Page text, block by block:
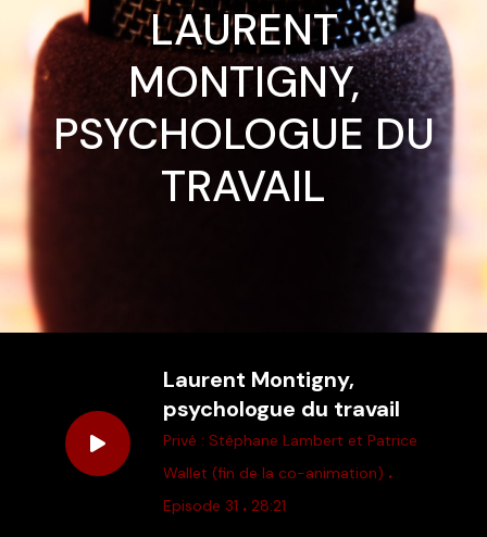
LAURENT
MONTIGNY,
PSYCHOLOGUE DU
TRAVAIL
Laurent Montigny,
psychologue du travail
Privé : Stéphane Lambert et Patrice
Wallet (fin de la co-animation) .
Episode 31 . 28:21